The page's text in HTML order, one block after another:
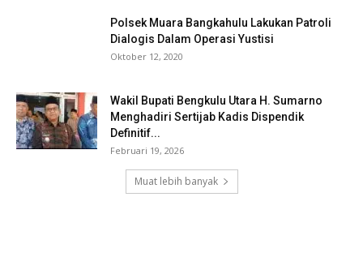
Polsek Muara Bangkahulu Lakukan Patroli
Dialogis Dalam Operasi Yustisi
Oktober 12, 2020
Wakil Bupati Bengkulu Utara H. Sumarno
Menghadiri Sertijab Kadis Dispendik
Definitif...
Februari 19, 2026
Muat lebih banyak